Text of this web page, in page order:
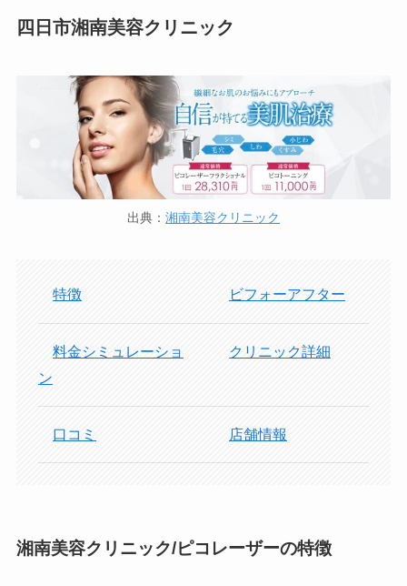
四日市湘南美容クリニック
出典： 湘南美容クリニック
特徴 ビフォーアフター
料金シミュレーショ
ン
クリニック詳細
口コミ 店舗情報
湘南美容クリニック/ピコレーザーの特徴